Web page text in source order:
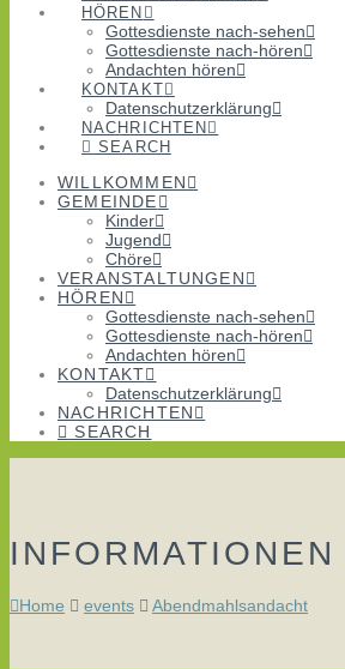
HÖREN
Gottesdienste nach-sehen
Gottesdienste nach-hören
Andachten hören
KONTAKT
Datenschutzerklärung
NACHRICHTEN
SEARCH
WILLKOMMEN
GEMEINDE
Kinder
Jugend
Chöre
VERANSTALTUNGEN
HÖREN
Gottesdienste nach-sehen
Gottesdienste nach-hören
Andachten hören
KONTAKT
Datenschutzerklärung
NACHRICHTEN
SEARCH
INFORMATIONEN
Home events Abendmahlsandacht